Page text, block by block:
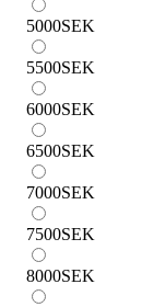
5000SEK
5500SEK
6000SEK
6500SEK
7000SEK
7500SEK
8000SEK